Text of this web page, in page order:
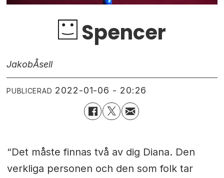
Spencer
JakobÅsell
PUBLICERAD 2022-01-06 - 20:26
“Det måste finnas två av dig Diana. Den
verkliga personen och den som folk tar